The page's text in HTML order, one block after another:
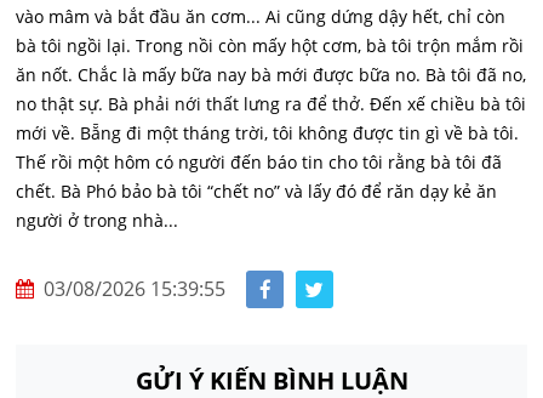
vào mâm và bắt đầu ăn cơm... Ai cũng dứng dậy hết, chỉ còn
bà tôi ngồi lại. Trong nồi còn mấy hột cơm, bà tôi trộn mắm rồi
ăn nốt. Chắc là mấy bữa nay bà mới được bữa no. Bà tôi đã no,
no thật sự. Bà phải nới thất lưng ra để thở. Đến xế chiều bà tôi
mới về. Bẵng đi một tháng trời, tôi không được tin gì về bà tôi.
Thế rồi một hôm có người đến báo tin cho tôi rằng bà tôi đã
chết. Bà Phó bảo bà tôi “chết no” và lấy đó để răn dạy kẻ ăn
người ở trong nhà...
03/08/2026 15:39:55
GỬI Ý KIẾN BÌNH LUẬN